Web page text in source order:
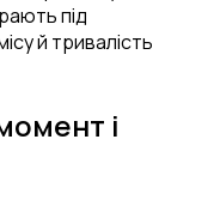
під
й тривалість
і